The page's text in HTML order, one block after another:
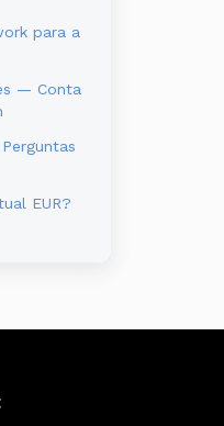
para a
— Conta
EUR?